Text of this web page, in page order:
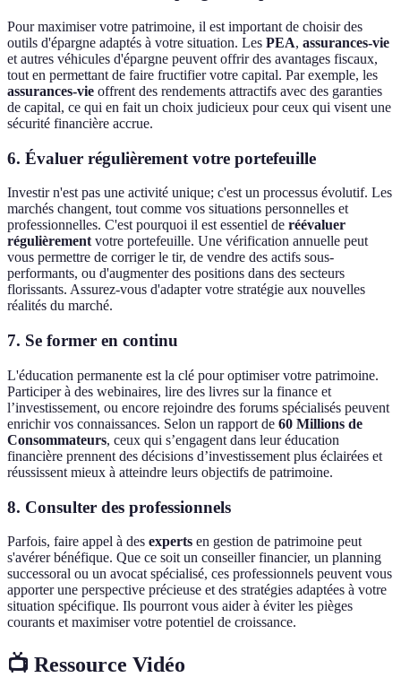
Pour maximiser votre patrimoine, il est important de choisir des
outils d'épargne adaptés à votre situation. Les PEA, assurances-vie
et autres véhicules d'épargne peuvent offrir des avantages fiscaux,
tout en permettant de faire fructifier votre capital. Par exemple, les
assurances-vie offrent des rendements attractifs avec des garanties
de capital, ce qui en fait un choix judicieux pour ceux qui visent une
sécurité financière accrue.
6. Évaluer régulièrement votre portefeuille
Investir n'est pas une activité unique; c'est un processus évolutif. Les
marchés changent, tout comme vos situations personnelles et
professionnelles. C'est pourquoi il est essentiel de réévaluer
régulièrementvotre portefeuille. Une vérification annuelle peut
vous permettre de corriger le tir, de vendre des actifs sous-
performants, ou d'augmenter des positions dans des secteurs
florissants. Assurez-vous d'adapter votre stratégie aux nouvelles
réalités du marché.
7. Se former en continu
L'éducation permanente est la clé pour optimiser votre patrimoine.
Participer à des webinaires, lire des livres sur la finance et
l’investissement, ou encore rejoindre des forums spécialisés peuvent
enrichir vos connaissances. Selon un rapport de 60 Millions de
Consommateurs, ceux qui s’engagent dans leur éducation
financière prennent des décisions d’investissement plus éclairées et
réussissent mieux à atteindre leurs objectifs de patrimoine.
8. Consulter des professionnels
Parfois, faire appel à des experts en gestion de patrimoine peut
s'avérer bénéfique. Que ce soit un conseiller financier, un planning
successoral ou un avocat spécialisé, ces professionnels peuvent vous
apporter une perspective précieuse et des stratégies adaptées à votre
situation spécifique. Ils pourront vous aider à éviter les pièges
courants et maximiser votre potentiel de croissance.
📺 Ressource Vidéo